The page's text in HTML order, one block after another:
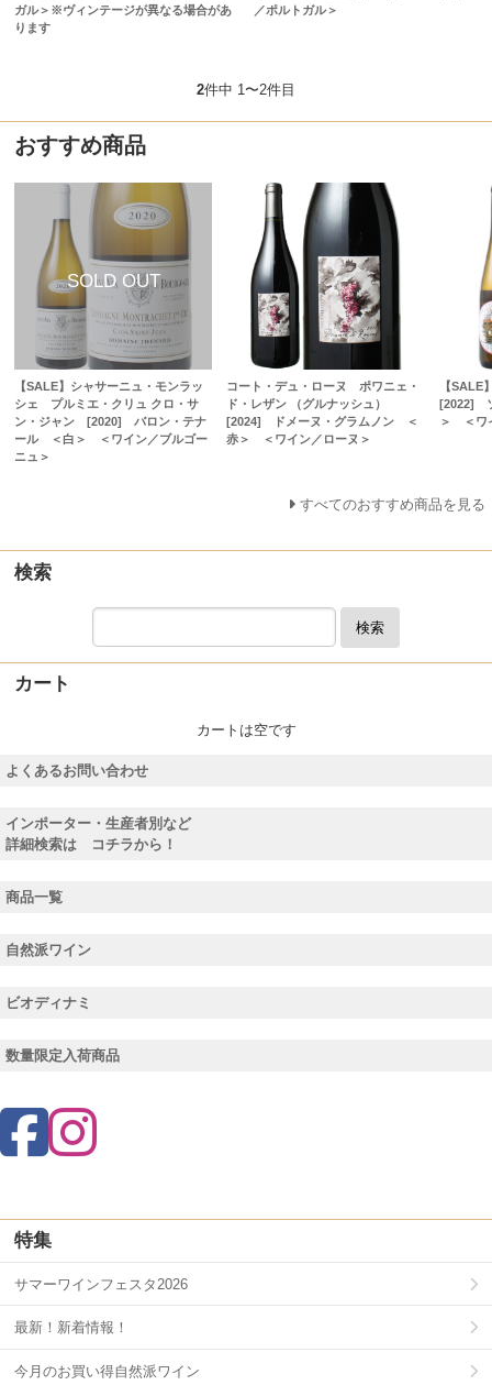
ガル＞※ヴィンテージが異なる場合があ
ります
／ポルトガル＞
2件中 1〜2件目
おすすめ商品
【SALE】シャサーニュ・モンラッ
シェ プルミエ・クリュ クロ・サ
ン・ジャン [2020] バロン・テナ
ール ＜白＞ ＜ワイン／ブルゴー
ニュ＞
コート・デュ・ローヌ ポワニェ・
ド・レザン （グルナッシュ）
[2024] ドメーヌ・グラムノン ＜
赤＞ ＜ワイン／ローヌ＞
【
[2022]
＞ ＜ワ
すべてのおすすめ商品を見る
検索
検索
カート
カートは空です
よくあるお問い合わせ
インポーター・生産者別など
詳細検索は コチラから！
商品一覧
自然派ワイン
ビオディナミ
数量限定入荷商品
特集
サマーワインフェスタ2026
最新！新着情報！
今月のお買い得自然派ワイン